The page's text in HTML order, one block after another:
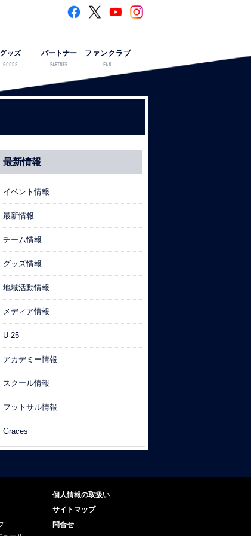
グッズ
GOODS
パートナー
PARTNER
ファンクラブ
FAN
最新情報
イベント情報
最新情報
チーム情報
グッズ情報
地域活動情報
メディア情報
U-25
アカデミー情報
スクール情報
フットサル情報
Graces
個人情報の取扱い
サイトマップ
問合せ